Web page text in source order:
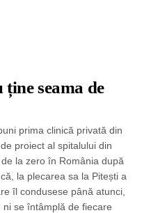
seama de
prima clinică privată din
proiect al spitalului din
la zero în România după
la plecarea sa la Pitești a
îl condusese până atunci,
se întâmplă de fiecare